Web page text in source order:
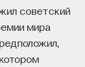
советский
мира